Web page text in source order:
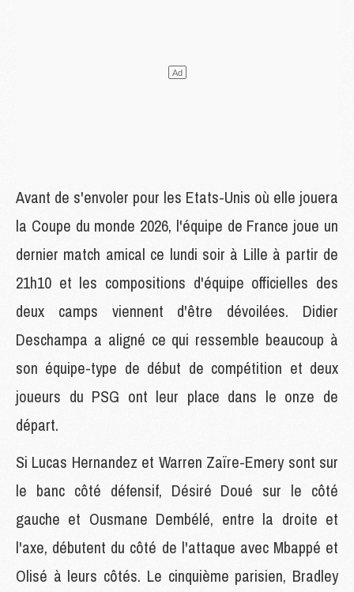
Avant de s'envoler pour les Etats-Unis où elle jouera
la Coupe du monde 2026, l'équipe de France joue un
dernier match amical ce lundi soir à Lille à partir de
21h10 et les compositions d'équipe officielles des
deux camps viennent d'être dévoilées. Didier
Deschampa a aligné ce qui ressemble beaucoup à
son équipe-type de début de compétition et deux
joueurs du PSG ont leur place dans le onze de
départ.
Si Lucas Hernandez et Warren Zaïre-Emery sont sur
le banc côté défensif, Désiré Doué sur le côté
gauche et Ousmane Dembélé, entre la droite et
l'axe, débutent du côté de l'attaque avec Mbappé et
Olisé à leurs côtés. Le cinquième parisien, Bradley